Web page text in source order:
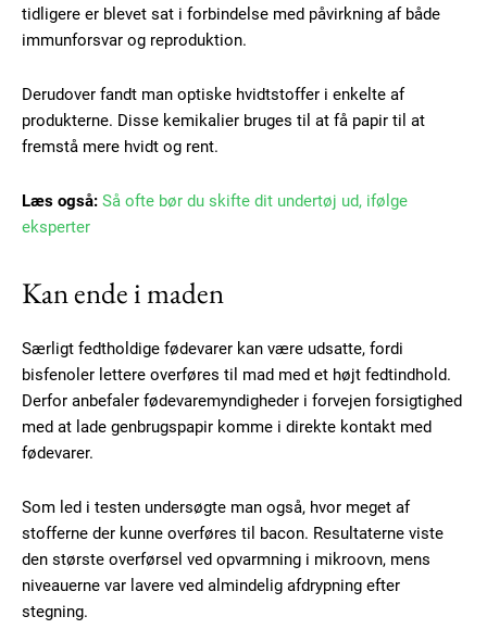
Free limited access
tidligere er blevet sat i forbindelse med påvirkning af både
immunforsvar og reproduktion.
Derudover fandt man optiske hvidtstoffer i enkelte af
produkterne. Disse kemikalier bruges til at få papir til at
fremstå mere hvidt og rent.
Læs også: Så ofte bør du skifte dit undertøj ud, ifølge
eksperter
Kan ende i maden
Særligt fedtholdige fødevarer kan være udsatte, fordi
bisfenoler lettere overføres til mad med et højt fedtindhold.
Derfor anbefaler fødevaremyndigheder i forvejen forsigtighed
med at lade genbrugspapir komme i direkte kontakt med
fødevarer.
Som led i testen undersøgte man også, hvor meget af
stofferne der kunne overføres til bacon. Resultaterne viste
den største overførsel ved opvarmning i mikroovn, mens
niveauerne var lavere ved almindelig afdrypning efter
stegning.